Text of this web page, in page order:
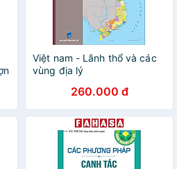
Việt nam - Lãnh thổ và các
vùng địa lý
260.000 đ